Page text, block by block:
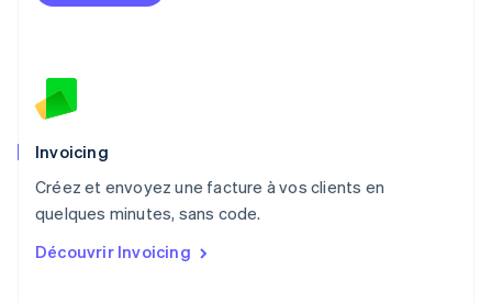
Invoicing
Créez et envoyez une facture à vos clients en
quelques minutes, sans code.
Découvrir Invoicing
Mexique
English
Nouvelle-Zélande
Pays-Bas
Nederlands
Pologne
English
PortuguêsEnglish